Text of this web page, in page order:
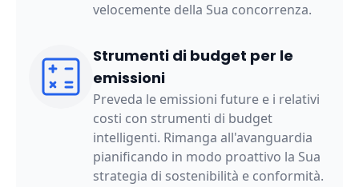
velocemente della Sua concorrenza.
Strumenti di budget per le
emissioni
Preveda le emissioni future e i relativi
costi con strumenti di budget
intelligenti. Rimanga all'avanguardia
pianificando in modo proattivo la Sua
strategia di sostenibilità e conformità.